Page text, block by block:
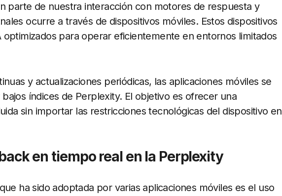
parte de nuestra interacción con motores de respuesta y
ocurre a través de dispositivos móviles. Estos dispositivos
para operar eficientemente en entornos limitados
y actualizaciones periódicas, las aplicaciones móviles se
índices de Perplexity. El objetivo es ofrecer una
sin importar las restricciones tecnológicas del dispositivo en
en tiempo real en la Perplexity
ha sido adoptada por varias aplicaciones móviles es el uso